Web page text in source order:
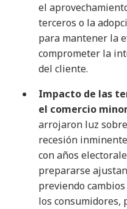
el
terceros o la
para mantener la
comprometer la
del cliente.
Impacto de las
el comercio
arrojaron luz
recesión
con años
prepararse
previendo
los